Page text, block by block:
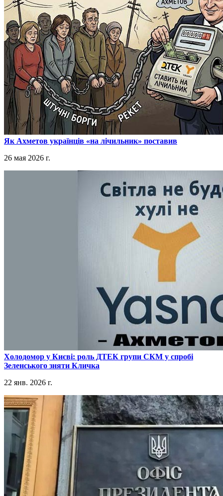
​Як Ахметов українців «на лічильник» поставив
26 мая 2026 г.
​Холодомор у Києві: роль ДТЕК групи СКМ у спробі
Зеленського зняти Кличка
22 янв. 2026 г.